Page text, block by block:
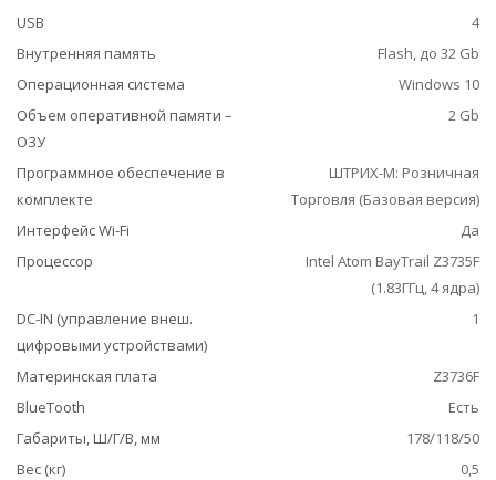
USB
4
Внутренняя память
Flash, до 32 Gb
Операционная система
Windows 10
Объем оперативной памяти –
ОЗУ
2 Gb
Программное обеспечение в
комплекте
ШТРИХ-М: Розничная
Торговля (Базовая версия)
Интерфейс Wi-Fi
Да
Процессор
Intel Atom BayTrail Z3735F
(1.83ГГц, 4 ядра)
DC-IN (управление внеш.
цифровыми устройствами)
1
Материнская плата
Z3736F
BlueTooth
Есть
Габариты, Ш/Г/В, мм
178/118/50
Вес (кг)
0,5